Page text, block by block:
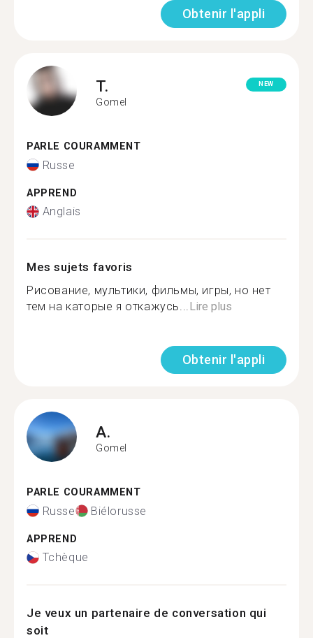
Obtenir l'appli
T.
Gomel
NEW
PARLE COURAMMENT
Russe
APPREND
Anglais
Mes sujets favoris
Рисование, мультики, фильмы, игры, но нет
тем на каторые я откажусь...Lire plus
Obtenir l'appli
A.
Gomel
PARLE COURAMMENT
Russe Biélorusse
APPREND
Tchèque
Je veux un partenaire de conversation qui
soit